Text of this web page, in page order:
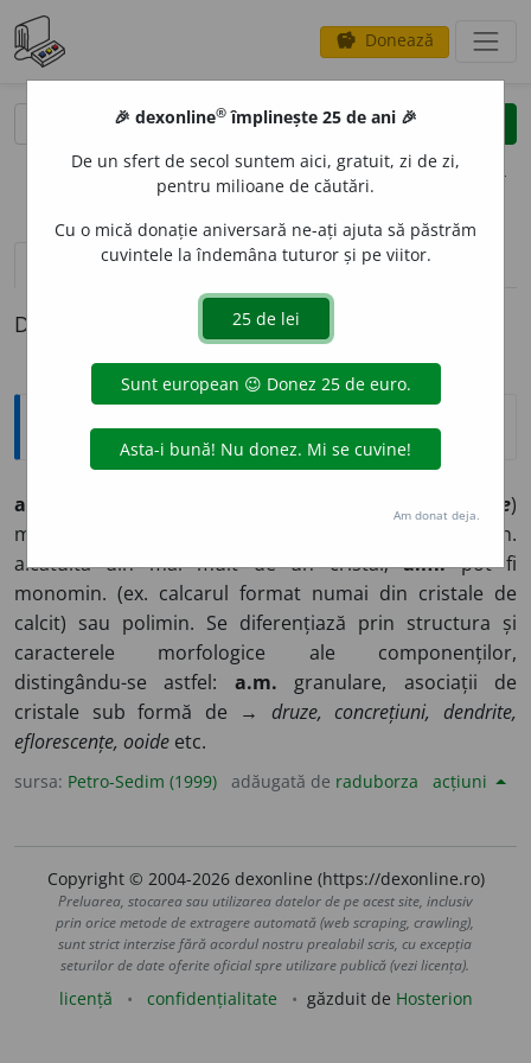
savings Donează
clear
opțiuni
definiții (1)
Definiția cu ID-ul 528065:
Jargon
agregate minerale mineral aggregate)
masă granulară concrescută sau asociație de min.
alcătuită din mai mult de un cristal;a.m.pot fi
monomin. (ex. calcarul format numai din cristale de
calcit) sau polimin. Se diferențiază prin structura și
caracterele morfologice ale componenților,
distingându-se astfel: a.m. granulare, asociații de
cristale sub formă de → druze, concrețiuni, dendrite,
eflorescențe, ooide etc.
sursa: Petro-Sedim (1999) adăugată de raduborza acțiuni
Copyright © 2004-2026 dexonline (https://dexonline.ro)
Preluarea, stocarea sau utilizarea datelor de pe acest site, inclusiv
prin orice metode de extragere automată (web scraping, crawling),
sunt strict interzise fără acordul nostru prealabil scris, cu excepția
seturilor de date oferite oficial spre utilizare publică (vezi licența).
licență confidențialitate găzduit de Hosterion
🎉 dexonline® împlinește 25 de ani 🎉
De un sfert de secol suntem aici, gratuit, zi de zi,
pentru milioane de căutări.
Cu o mică donație aniversară ne-ați ajuta să păstrăm
cuvintele la îndemâna tuturor și pe viitor.
Am donat deja.